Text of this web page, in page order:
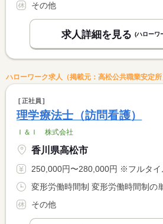
その他
求人詳細を見る (ハローワ
ハローワーク求人（掲載元：高松公共職業安定所
正社員
理学療法士（訪問看護）
Ｉ＆Ｉ 株式会社
香川県高松市
250,000円〜280,000円 ※フルタイム求人の場合は月額（換算額）、パート
その他